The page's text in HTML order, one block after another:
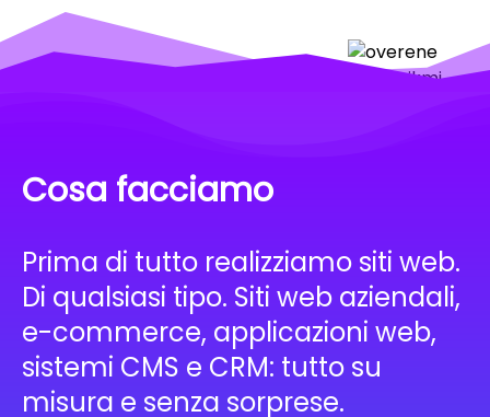
Cosa facciamo
Prima di tutto realizziamo siti web.
Di qualsiasi tipo. Siti web aziendali,
e-commerce, applicazioni web,
sistemi CMS e CRM: tutto su
misura e senza sorprese.